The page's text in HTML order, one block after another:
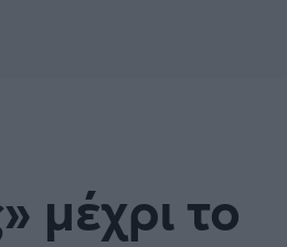
μέχρι το